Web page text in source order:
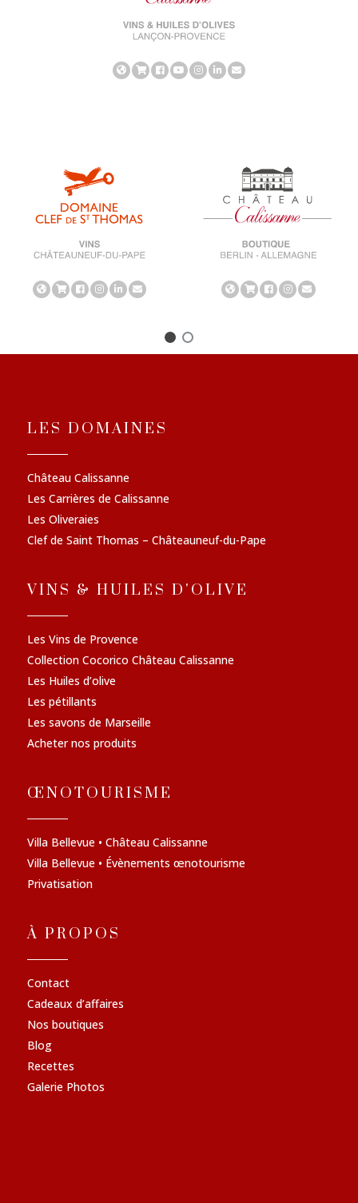
LES DOMAINES
Château Calissanne
Les Carrières de Calissanne
Les Oliveraies
Clef de Saint Thomas – Châteauneuf-du-Pape
VINS & HUILES D'OLIVE
Les Vins de Provence
Collection Cocorico Château Calissanne
Les Huiles d’olive
Les pétillants
Les savons de Marseille
Acheter nos produits
ŒNOTOURISME
Villa Bellevue • Château Calissanne
Villa Bellevue • Évènements œnotourisme
Privatisation
À PROPOS
Contact
Cadeaux d’affaires
Nos boutiques
Blog
Recettes
Galerie Photos